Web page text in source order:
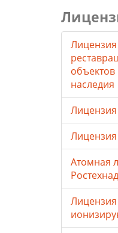
объектов
наследия
Атомная